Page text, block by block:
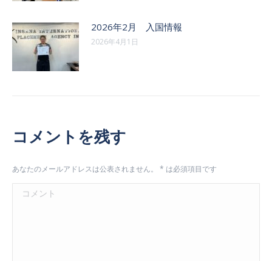
2026年2月 入国情報
2026年4月1日
コメントを残す
あなたのメールアドレスは公表されません。 * は必須項目です
コメント